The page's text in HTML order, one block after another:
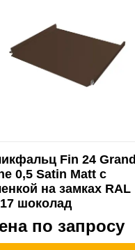
Fin 24 Grand
0,5 Satin Matt с
на замках RAL
шоколад
по запросу